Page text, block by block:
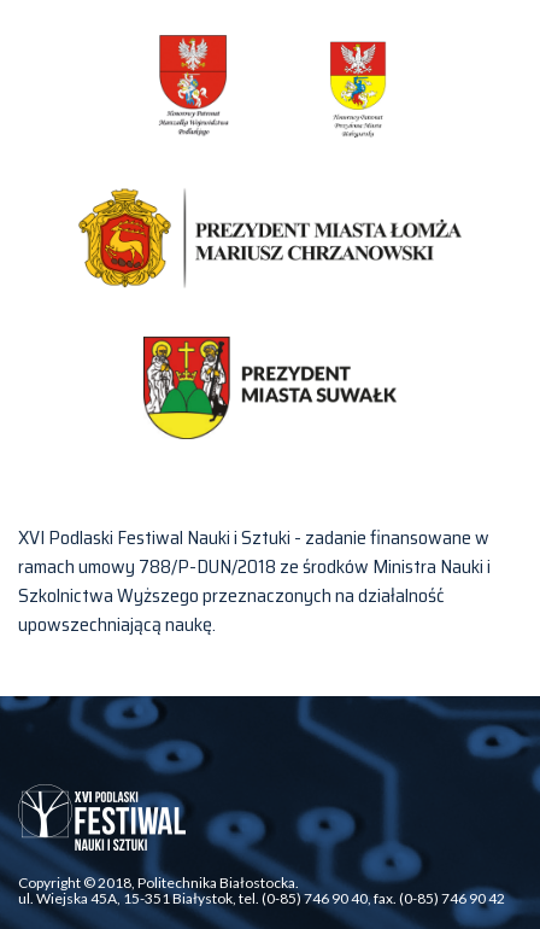
XVI Podlaski Festiwal Nauki i Sztuki - zadanie finansowane w
ramach umowy 788/P-DUN/2018 ze środków Ministra Nauki i
Szkolnictwa Wyższego przeznaczonych na działalność
upowszechniającą naukę.
Copyright © 2018, Politechnika Białostocka.
ul. Wiejska 45A, 15-351 Białystok, tel. (0-85) 746 90 40, fax. (0-85) 746 90 42